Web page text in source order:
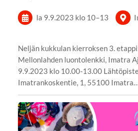
la 9.9.2023 klo 10–13
Neljän kukkulan kierroksen 3.
Mellonlahden luontolenkki, Imatra
9.9.2023 klo 10.00-13.00
Imatrankoskentie, 1, 55100 Imatra…